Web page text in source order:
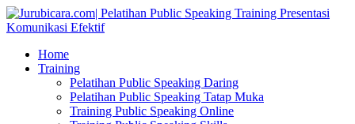
Home
Training
Pelatihan Public Speaking Daring
Pelatihan Public Speaking Tatap Muka
Training Public Speaking Online